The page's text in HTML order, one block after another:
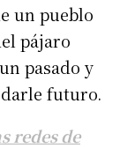
un pueblo
pájaro
pasado y
futuro.
redes de